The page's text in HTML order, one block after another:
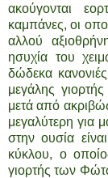
ακούγονται
καμπάνες, οι
αλλού
ησυχία του
δώδεκα
μεγάλης
μετά από
μεγαλύτερη για
στην ουσία
κύκλου, ο
γιορτής των